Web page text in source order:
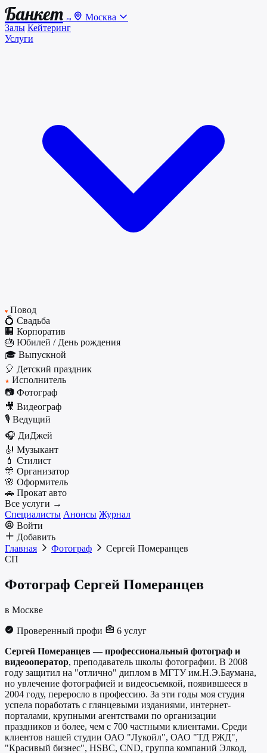
Банкет .ru
Москва
Залы Кейтеринг
Услуги
♥ Повод
💍 Свадьба
🏢 Корпоратив
🎂 Юбилей / День рождения
🎓 Выпускной
🎈 Детский праздник
★ Исполнитель
📷 Фотограф
🎥 Видеограф
🎙️ Ведущий
🎧 ДиДжей
🎻 Музыкант
💄 Стилист
🎊 Организатор
🌸 Оформитель
🚗 Прокат авто
Все услуги →
Специалисты Анонсы Журнал
Войти
Добавить
Главная
Фотограф
Сергей Померанцев
СП
Фотограф Сергей Померанцев
в Москве
Проверенный профи
6 услуг
Сергей Померанцев — профессиональный фотограф и
видеооператор, преподаватель школы фотографии. В 2008
году защитил на "отлично" диплом в МГТУ им.Н.Э.Баумана,
но увлечение фотографией и видеосъемкой, появившееся в
2004 году, переросло в профессию. За эти годы моя студия
успела поработать с глянцевыми изданиями, интернет-
порталами, крупными агентствами по организации
праздников и более, чем с 700 частными клиентами. Среди
клиентов нашей студии ОАО "Лукойл", ОАО "ТД РЖД",
"Красивый бизнес", HSBC, CND, группа компаний Элкод,